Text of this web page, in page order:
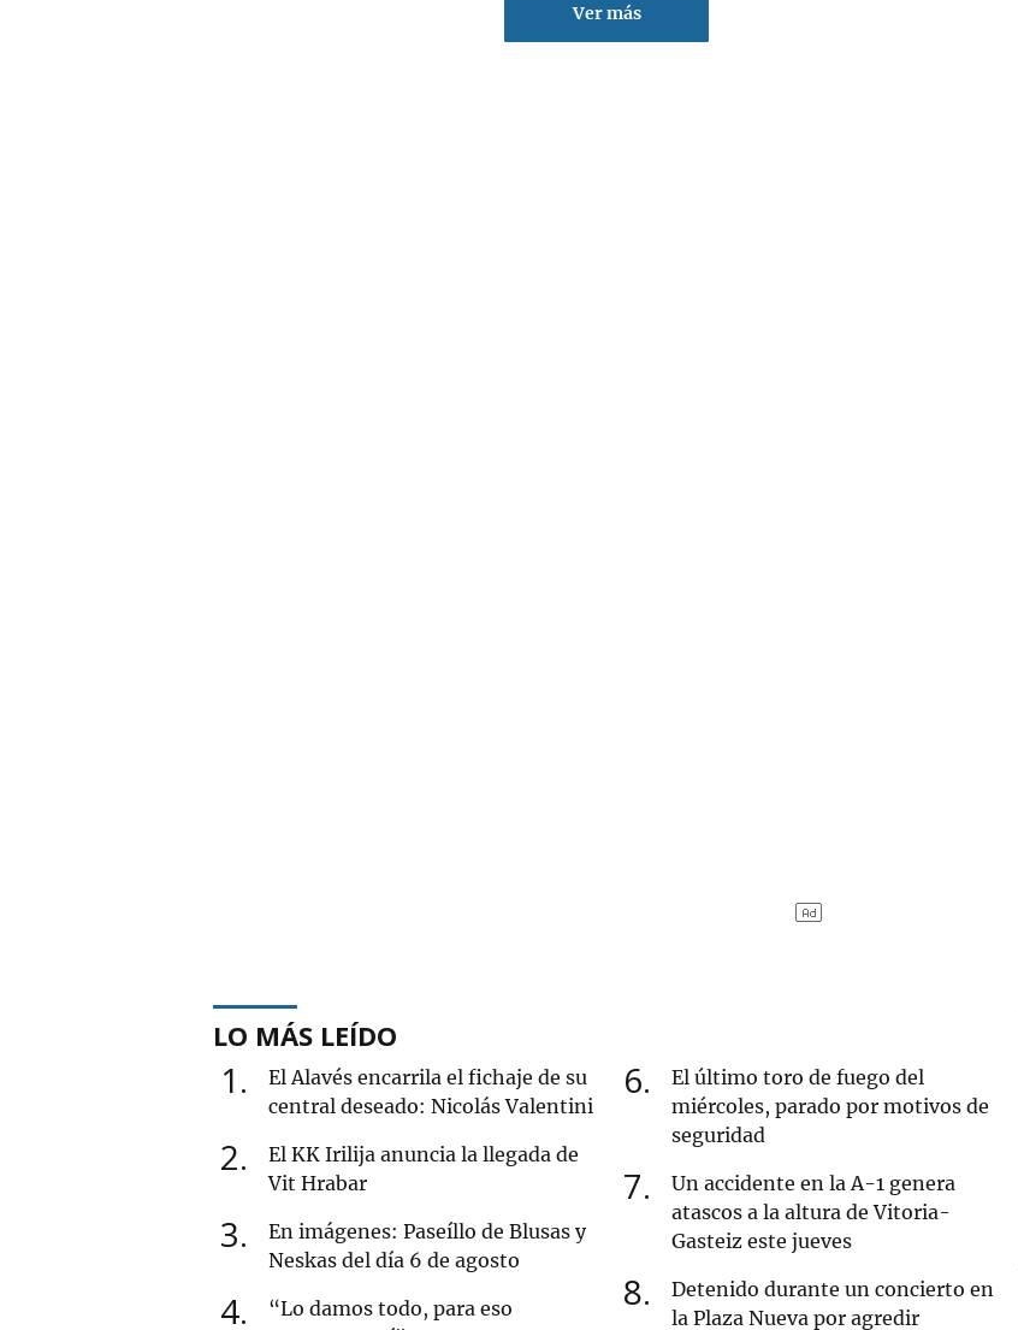
Ver más
LO MÁS LEÍDO
1
El Alavés encarrila el fichaje de su
central deseado: Nicolás Valentini
2
El KK Irilija anuncia la llegada de
Vit Hrabar
3
En imágenes: Paseíllo de Blusas y
Neskas del día 6 de agosto
4
“Lo damos todo, para eso
6
El último toro de fuego del
miércoles, parado por motivos de
seguridad
7
Un accidente en la A-1 genera
atascos a la altura de Vitoria-
Gasteiz este jueves
8
Detenido durante un concierto en
la Plaza Nueva por agredir